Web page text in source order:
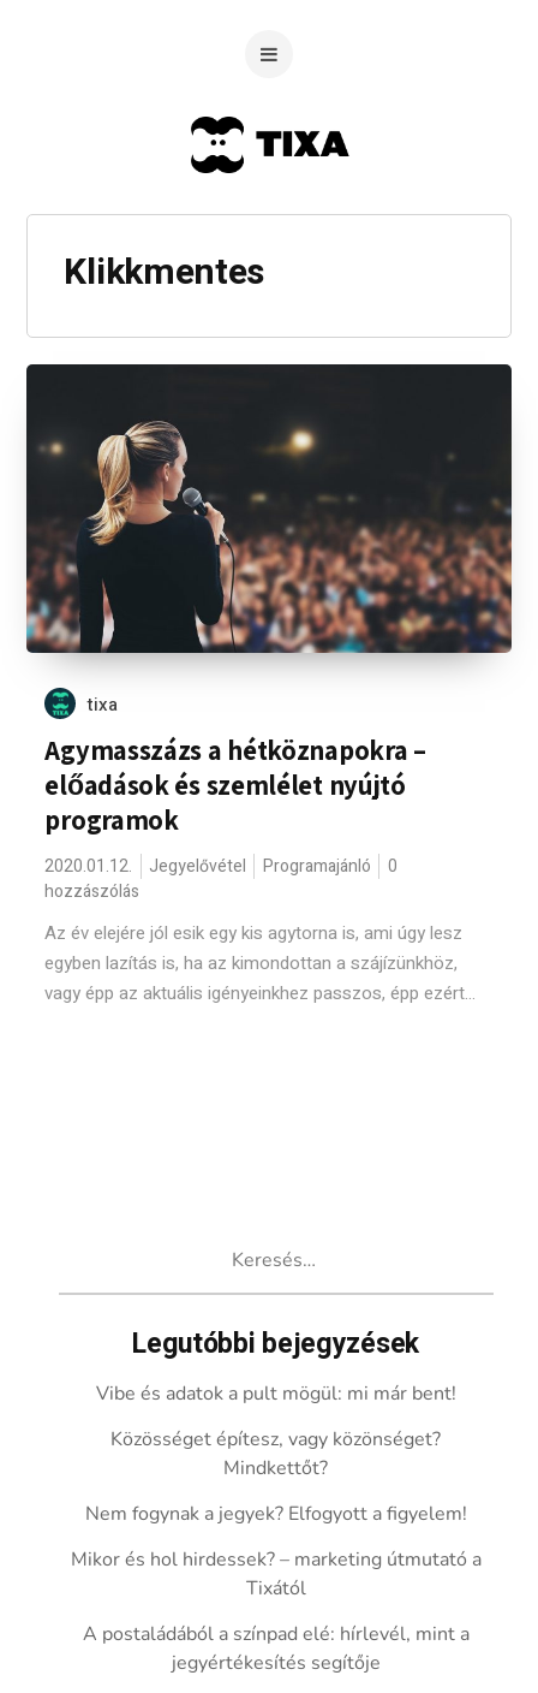
Klikkmentes
tixa
Agymasszázs a hétköznapokra –
előadások és szemlélet nyújtó
programok
2020.01.12. Jegyelővétel Programajánló
0
hozzászólás
Az év elejére jól esik egy kis agytorna is, ami úgy lesz
egyben lazítás is, ha az kimondottan a szájízünkhöz,
vagy épp az aktuális igényeinkhez passzos, épp ezért...
Legutóbbi bejegyzések
Vibe és adatok a pult mögül: mi már bent!
Közösséget építesz, vagy közönséget?
Mindkettőt?
Nem fogynak a jegyek? Elfogyott a figyelem!
Mikor és hol hirdessek? – marketing útmutató a
Tixától
A postaládából a színpad elé: hírlevél, mint a
jegyértékesítés segítője